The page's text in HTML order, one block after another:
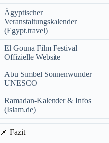
Ägyptischer
Veranstaltungskalender
(Egypt.travel)
El Gouna Film Festival –
Offizielle Website
Abu Simbel Sonnenwunder –
UNESCO
Ramadan-Kalender & Infos
(Islam.de)
📌 Fazit